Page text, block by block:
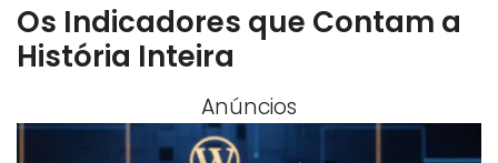
Os Indicadores que Contam a
História Inteira
Anúncios